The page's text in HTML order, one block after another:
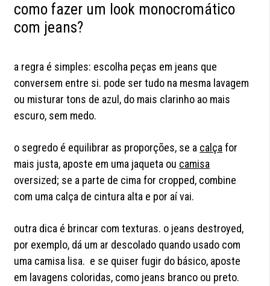
como fazer um look monocromático
com jeans?
a regra é simples: escolha peças em jeans que
conversem entre si. pode ser tudo na mesma lavagem
ou misturar tons de azul, do mais clarinho ao mais
escuro, sem medo.
o segredo é equilibrar as proporções, se a calça for
mais justa, aposte em uma jaqueta ou camisa
oversized; se a parte de cima for cropped, combine
com uma calça de cintura alta e por aí vai.
outra dica é brincar com texturas. o jeans destroyed,
por exemplo, dá um ar descolado quando usado com
uma camisa lisa. e se quiser fugir do básico, aposte
em lavagens coloridas, como jeans branco ou preto.